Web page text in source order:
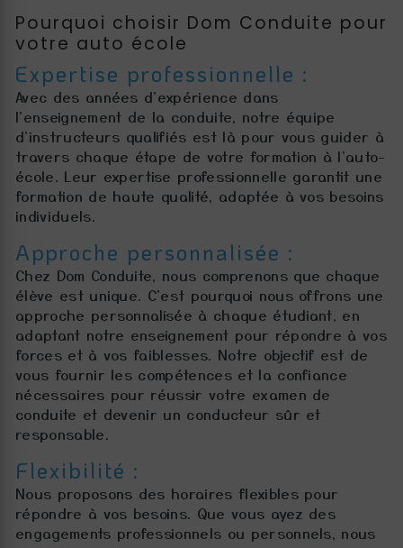
Pourquoi choisir Dom Conduite pour
votre auto école
Expertise professionnelle :
Avec des années d'expérience dans
l'enseignement de la conduite, notre équipe
d'instructeurs qualifiés est là pour vous guider à
travers chaque étape de votre formation à l'auto-
école. Leur expertise professionnelle garantit une
formation de haute qualité, adaptée à vos besoins
individuels.
Approche personnalisée :
Chez Dom Conduite, nous comprenons que chaque
élève est unique. C'est pourquoi nous offrons une
approche personnalisée à chaque étudiant, en
adaptant notre enseignement pour répondre à vos
forces et à vos faiblesses. Notre objectif est de
vous fournir les compétences et la confiance
nécessaires pour réussir votre examen de
conduite et devenir un conducteur sûr et
responsable.
Flexibilité :
Nous proposons des horaires flexibles pour
répondre à vos besoins. Que vous ayez des
engagements professionnels ou personnels, nous